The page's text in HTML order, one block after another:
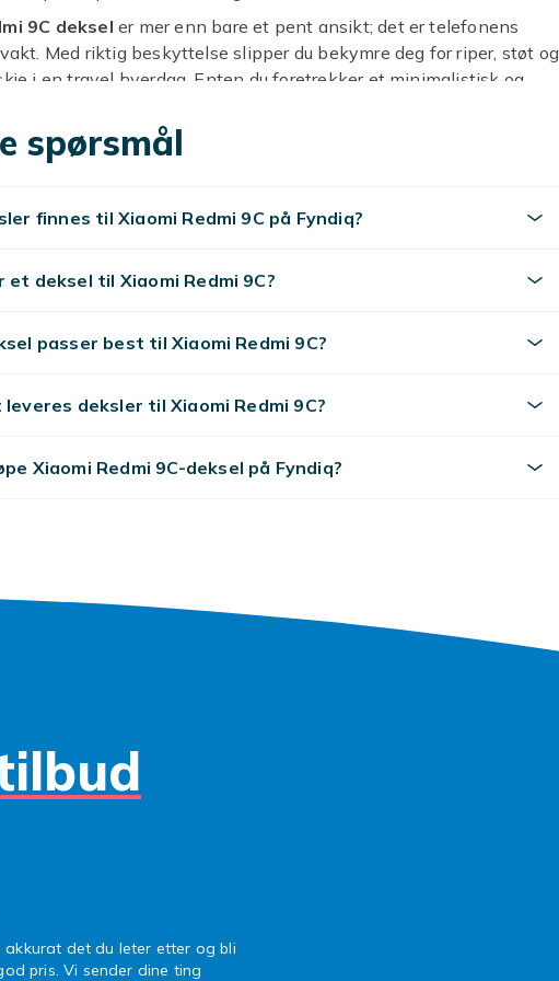
9C deksel er mer enn bare et pent ansikt; det er telefonens
Med riktig beskyttelse slipper du bekymre deg for riper, støt og
i en travel hverdag. Enten du foretrekker et minimalistisk og
Xiaomi Redmi 9C deksel
i ulike materialer, fra myk silikon som gir et godt grep, til
9Cer spesialdesignet for å passe perfekt, med presise
optimalt. Et godt
mobildeksel Redmi 9C
glippe! Surf gjennom vårt spennende utvalg og finn det perfekte
det du leter etter.
spørsmål
finnes til Xiaomi Redmi 9C på Fyndiq?
et deksel til Xiaomi Redmi 9C?
passer best til Xiaomi Redmi 9C?
deksler til Xiaomi Redmi 9C?
Xiaomi Redmi 9C-deksel på Fyndiq?
det du leter etter og bli
pris. Vi sender dine ting